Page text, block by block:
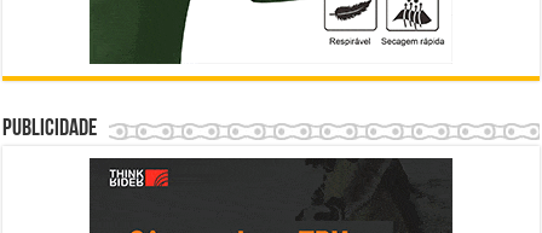
Publicidade